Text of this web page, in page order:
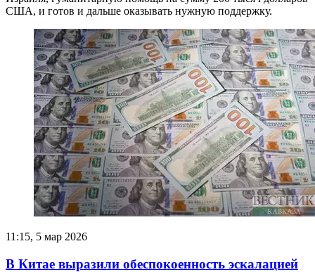
США, и готов и дальше оказывать нужную поддержку.
11:15, 5 мар 2026
В Китае выразили обеспокоенность эскалацией